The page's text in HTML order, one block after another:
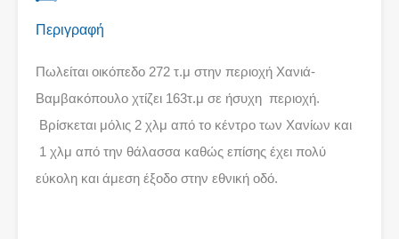
Περιγραφή
Πωλείται οικόπεδo 272 τ.μ στην περιοχή Χανιά-
Βαμβακόπουλο χτίζει 163τ.μ σε ήσυχη περιοχή.
Βρίσκεται μόλις 2 χλμ από το κέντρο των Χανίων και
1 χλμ από την θάλασσα καθώς επίσης έχει πολύ
εύκολη και άμεση έξοδο στην εθνική οδό.